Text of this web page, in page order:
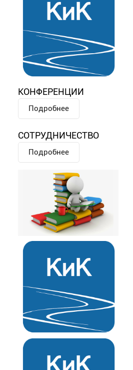
КОНФЕРЕНЦИИ
Подробнее
СОТРУДНИЧЕСТВО
Подробнее